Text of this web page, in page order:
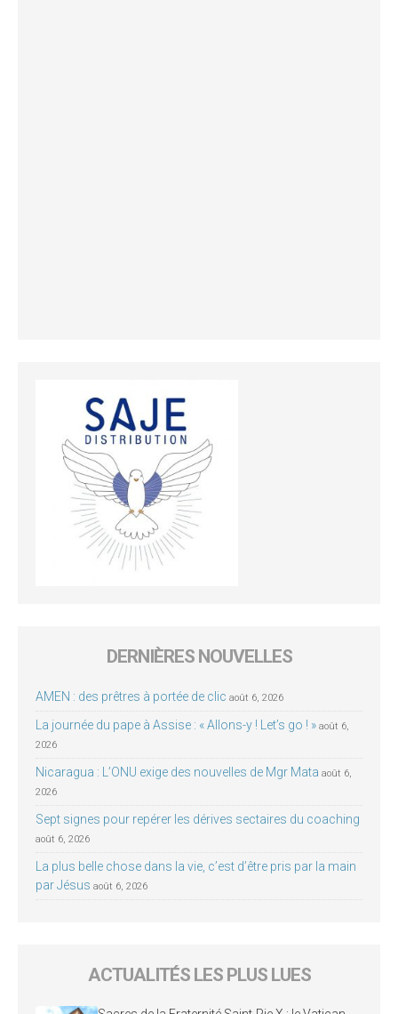
DERNIÈRES NOUVELLES
AMEN : des prêtres à portée de clic août 6, 2026
La journée du pape à Assise : « Allons-y ! Let’s go ! » août 6,
2026
Nicaragua : L’ONU exige des nouvelles de Mgr Mata août 6,
2026
Sept signes pour repérer les dérives sectaires du coaching
août 6, 2026
La plus belle chose dans la vie, c’est d’être pris par la main
par Jésus août 6, 2026
ACTUALITÉS LES PLUS LUES